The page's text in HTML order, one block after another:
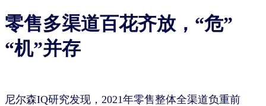
零售多渠道百花齐放，“危”
“机”并存
尼尔森IQ研究发现，2021年零售整体全渠道负重前